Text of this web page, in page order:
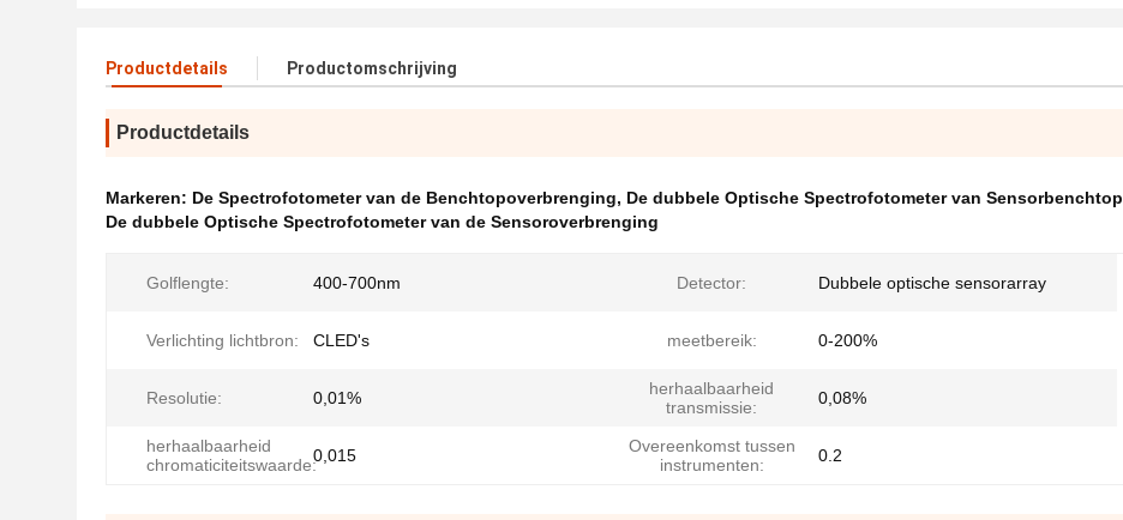
Productdetails Productomschrijving
Productdetails
Markeren: De Spectrofotometer van de Benchtopoverbrenging, De dubbele Optische Spectrofotometer van Sensorbenchtop
De dubbele Optische Spectrofotometer van de Sensoroverbrenging
Golflengte: 400-700nm Detector: Dubbele optische sensorarray
Verlichting lichtbron: CLED's meetbereik: 0-200%
Resolutie: 0,01%
herhaalbaarheid
transmissie:
0,08%
herhaalbaarheid
chromaticiteitswaarde:0,015
Overeenkomst tussen
instrumenten:
0.2